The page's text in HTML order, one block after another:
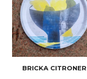
BRICKA CITRONER